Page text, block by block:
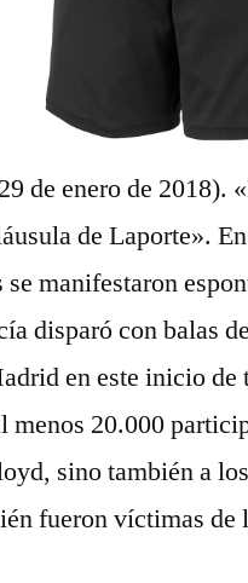
de enero de 2018).
de Laporte».
se manifestaron
disparó con balas
en este inicio de
menos 20.000
sino también a
fueron víctimas